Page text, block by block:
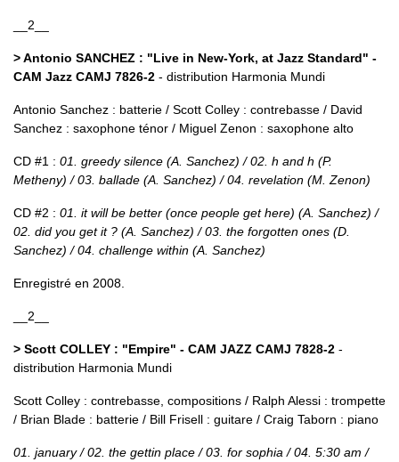
__2__
> Antonio SANCHEZ : "Live in New-York, at Jazz Standard" -
CAM Jazz CAMJ 7826-2 - distribution Harmonia Mundi
Antonio Sanchez : batterie / Scott Colley : contrebasse / David
Sanchez : saxophone ténor / Miguel Zenon : saxophone alto
CD #1 : 01. greedy silence (A. Sanchez) / 02. h and h (P.
Metheny) / 03. ballade (A. Sanchez) / 04. revelation (M. Zenon)
CD #2 : 01. it will be better (once people get here) (A. Sanchez) /
02. did you get it ? (A. Sanchez) / 03. the forgotten ones (D.
Sanchez) / 04. challenge within (A. Sanchez)
Enregistré en 2008.
__2__
> Scott COLLEY : "Empire" - CAM JAZZ CAMJ 7828-2 -
distribution Harmonia Mundi
Scott Colley : contrebasse, compositions / Ralph Alessi : trompette
/ Brian Blade : batterie / Bill Frisell : guitare / Craig Taborn : piano
01. january / 02. the gettin place / 03. for sophia / 04. 5:30 am /